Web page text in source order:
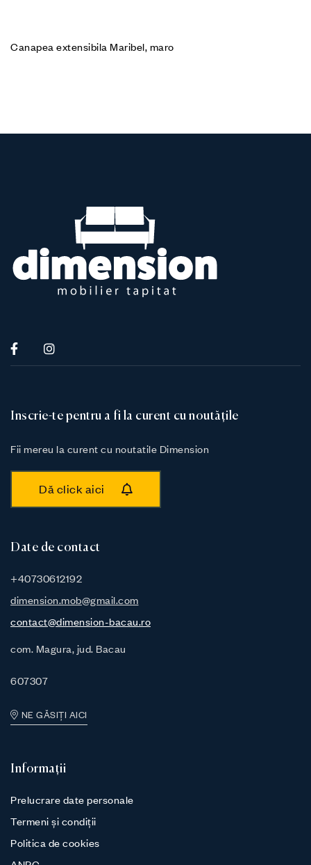
Canapea extensibila Maribel, maro
Inscrie-te pentru a fi la curent cu noutățile
Fii mereu la curent cu noutatile Dimension
Dă click aici
Date de contact
+40730612192
dimension.mob@gmail.com
contact@dimension-bacau.ro
com. Magura, jud. Bacau
607307
NE GĂSIȚI AICI
Informații
Prelucrare date personale
Termeni și condiții
Politica de cookies